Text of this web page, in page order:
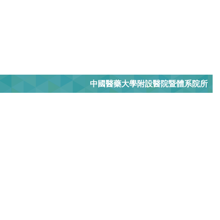
中國醫藥大學附設醫院暨體系院所